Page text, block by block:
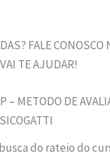
FALE CONOSCO
TE AJUDAR!
– METODO DE
do rateio do